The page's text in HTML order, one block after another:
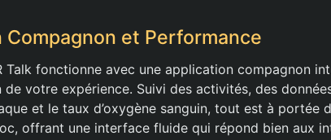
et Performance
Talk fonctionne avec une application compagnon
de votre expérience. Suivi des activités, des
et le taux d’oxygène sanguin, tout est à portée
offrant une interface fluide qui répond bien aux